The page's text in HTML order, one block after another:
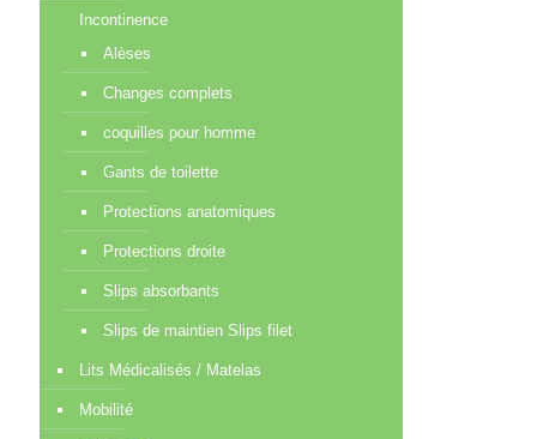
Incontinence
Alèses
Changes complets
coquilles pour homme
Gants de toilette
Protections anatomiques
Protections droite
Slips absorbants
Slips de maintien Slips filet
Lits Médicalisés / Matelas
Mobilité